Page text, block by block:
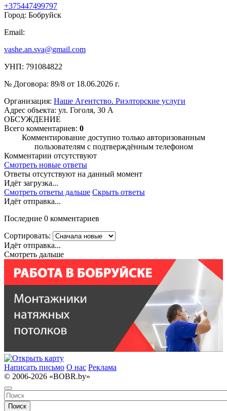
+375447499797
Город: Бобруйск
Email:
vashe.an.sva@gmail.com
УНП: 791084822
№ Договора: 89/8 от 18.06.2026 г.
Организация: Наше Агентство. Риэлторские услуги
Адрес объекта: ул. Гоголя, 30 А
ОБСУЖДЕНИЕ
Всего комментариев: 0
Комментирование доступно только авторизованным
пользователям с подтверждённым телефоном
Комментарии отсутствуют
Смотреть новые ответы
Ответы отсутствуют на данный момент
Идёт загрузка...
Смотреть ответы дальше Скрыть ответы
Идёт отправка...
Последние 0 комментариев
Сортировать:
Идёт отправка...
Смотреть дальше
Написать письмо О нас Реклама
© 2006-2026 «BOBR.by»
Поиск